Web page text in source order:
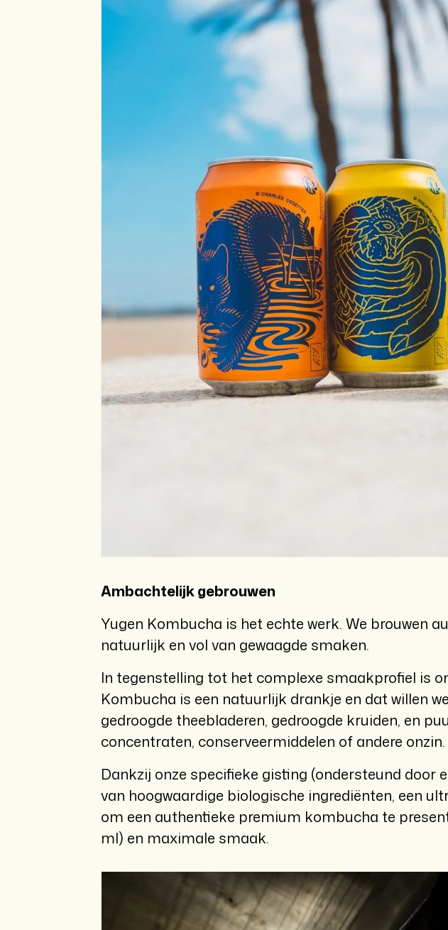
Ambachtelijk gebrouwen
Yugen Kombucha is het echte werk. We brouwen
natuurlijk en vol van gewaagde smaken.
In tegenstelling tot het complexe smaakprofiel is
Kombucha is een natuurlijk drankje en dat willen
gedroogde theebladeren, gedroogde kruiden, en
concentraten, conserveermiddelen of andere onzin.
Dankzij onze specifieke gisting (ondersteund door
van hoogwaardige biologische ingrediënten, een
om een ​​authentieke premium kombucha te
ml) en maximale smaak.